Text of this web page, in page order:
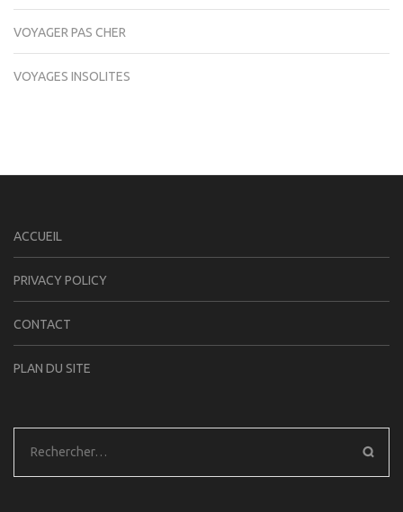
VOYAGER PAS CHER
VOYAGES INSOLITES
ACCUEIL
PRIVACY POLICY
CONTACT
PLAN DU SITE
Rechercher :